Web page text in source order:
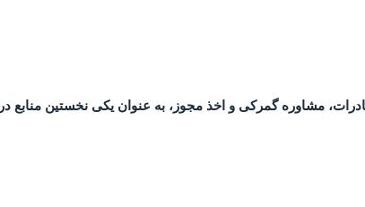
مشاوره گمرکی و اخذ مجوز، به عنوان یکی نخستین